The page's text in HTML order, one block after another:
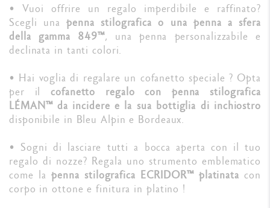
• Vuoi offrire un regalo imperdibile e raffinato?
Scegli unapenna stilografica o una penna a sfera
della gamma 849™, una penna personalizzabile e
declinata in tanti colori.
• Hai voglia di regalare un cofanetto speciale ? Opta
per ilcofanetto regalo con penna stilografica
LÉMAN™ da incidere e la sua bottiglia di inchiostro
disponibile in Bleu Alpin e Bordeaux.
• Sogni di lasciare tutti a bocca aperta con il tuo
regalo di nozze? Regala uno strumento emblematico
come lapenna stilografica ECRIDOR™ platinata con
corpo in ottone e finitura in platino !